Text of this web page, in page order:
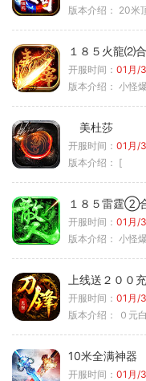
版本介绍： 20米
１８５火龍⑵
开服时间： 01月/
版本介绍： 小怪
美杜莎
开服时间： 01月/
版本介绍： [
１８５雷霆
开服时间： 01月/
版本介绍： 小怪
上线送２００
开服时间： 01月/
版本介绍：
０元
10米全满神器
开服时间： 01月/